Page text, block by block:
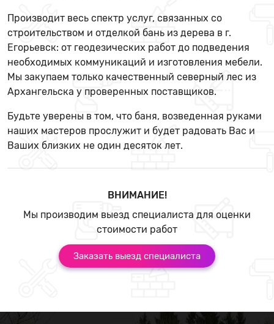
Производит весь спектр услуг, связанных со
строительством и отделкой бань из дерева в г.
Егорьевск: от геодезических работ до подведения
необходимых коммуникаций и изготовления мебели.
Мы закупаем только качественный северный лес из
Архангельска у проверенных поставщиков.
Будьте уверены в том, что баня, возведенная руками
наших мастеров прослужит и будет радовать Вас и
Ваших близких не один десяток лет.
ВНИМАНИЕ!
Мы производим выезд специалиста для оценки
стоимости работ
Заказать выезд специалиста